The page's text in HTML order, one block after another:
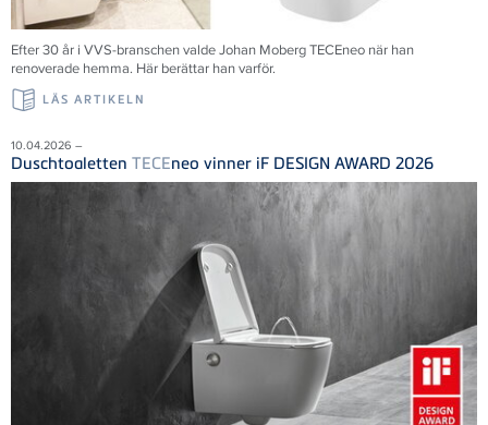
Efter 30 år i VVS-branschen valde Johan Moberg TECEneo när han
renoverade hemma. Här berättar han varför.
LÄS ARTIKELN
10.04.2026 –
Duschtoaletten TECEneo vinner iF DESIGN AWARD 2026